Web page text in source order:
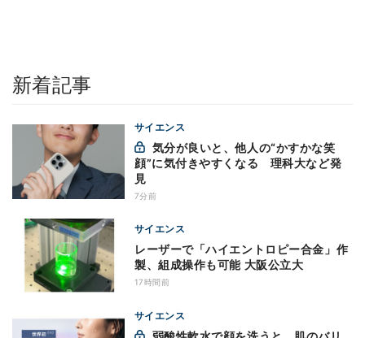
新着記事
サイエンス
顔”に気付きやすくなる 理科大など発
見
7分前
サイエンス
レーザーで「ハイエントロピー合金」作
製、組成操作も可能 大阪公立大
17時間前
サイエンス